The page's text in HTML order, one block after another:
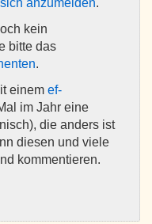
anzumelden.
kein
bitte das
.
einem ef-
im Jahr eine
die anders ist
diesen und viele
kommentieren.